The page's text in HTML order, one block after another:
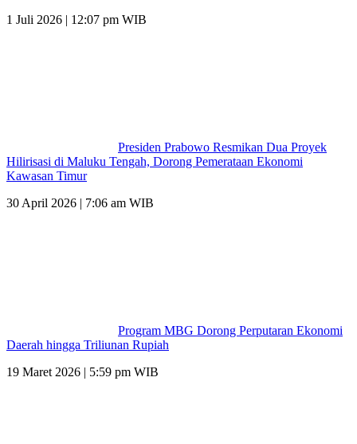
1 Juli 2026 | 12:07 pm WIB
Presiden Prabowo Resmikan Dua Proyek
Hilirisasi di Maluku Tengah, Dorong Pemerataan Ekonomi
Kawasan Timur
30 April 2026 | 7:06 am WIB
Program MBG Dorong Perputaran Ekonomi
Daerah hingga Triliunan Rupiah
19 Maret 2026 | 5:59 pm WIB